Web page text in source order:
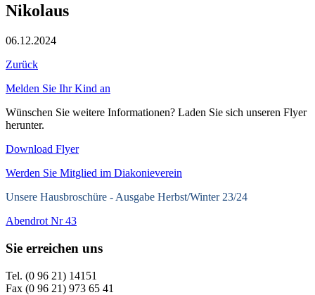
Nikolaus
06.12.2024
Zurück
Melden Sie Ihr Kind an
Wünschen Sie weitere Informationen? Laden Sie sich unseren Flyer
herunter.
Download Flyer
Werden Sie Mitglied im Diakonieverein
Unsere Hausbroschüre - Ausgabe Herbst/Winter 23/24
Abendrot Nr 43
Sie erreichen uns
Tel. (0 96 21) 14151
Fax (0 96 21) 973 65 41